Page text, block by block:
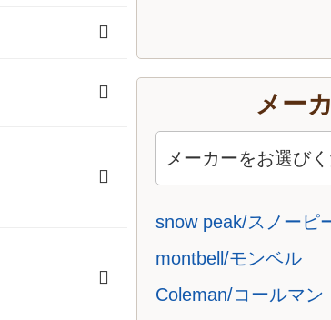
メー
snow peak/スノーピ
montbell/モンベル
Coleman/コールマン